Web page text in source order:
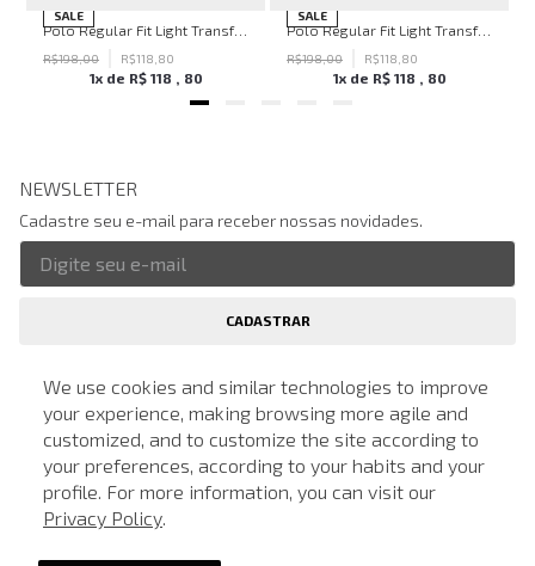
We use cookies and similar technologies to improve
your experience, making browsing more agile and
customized, and to customize the site according to
your preferences, according to your habits and your
profile. For more information, you can visit our
Privacy Policy.
SALE
Polo Regular Fit Light Transfer Verde Escuro John John Masculina
R$198,00 R$118 80
1x de R$ 118 80
SALE
Polo Regular Fit Light Transfer Bege Médio John John Masculina
R$198,00 R$118 80
1x de R$ 118 80
NEWSLETTER
Cadastre seu e-mail para receber nossas novidades.
CADASTRAR
meu consentimento, conforme descrito na
Política de Privacidade
LOCALIZE UMA LOJA
SOBRE A JOHN JOHN
Quem Somos